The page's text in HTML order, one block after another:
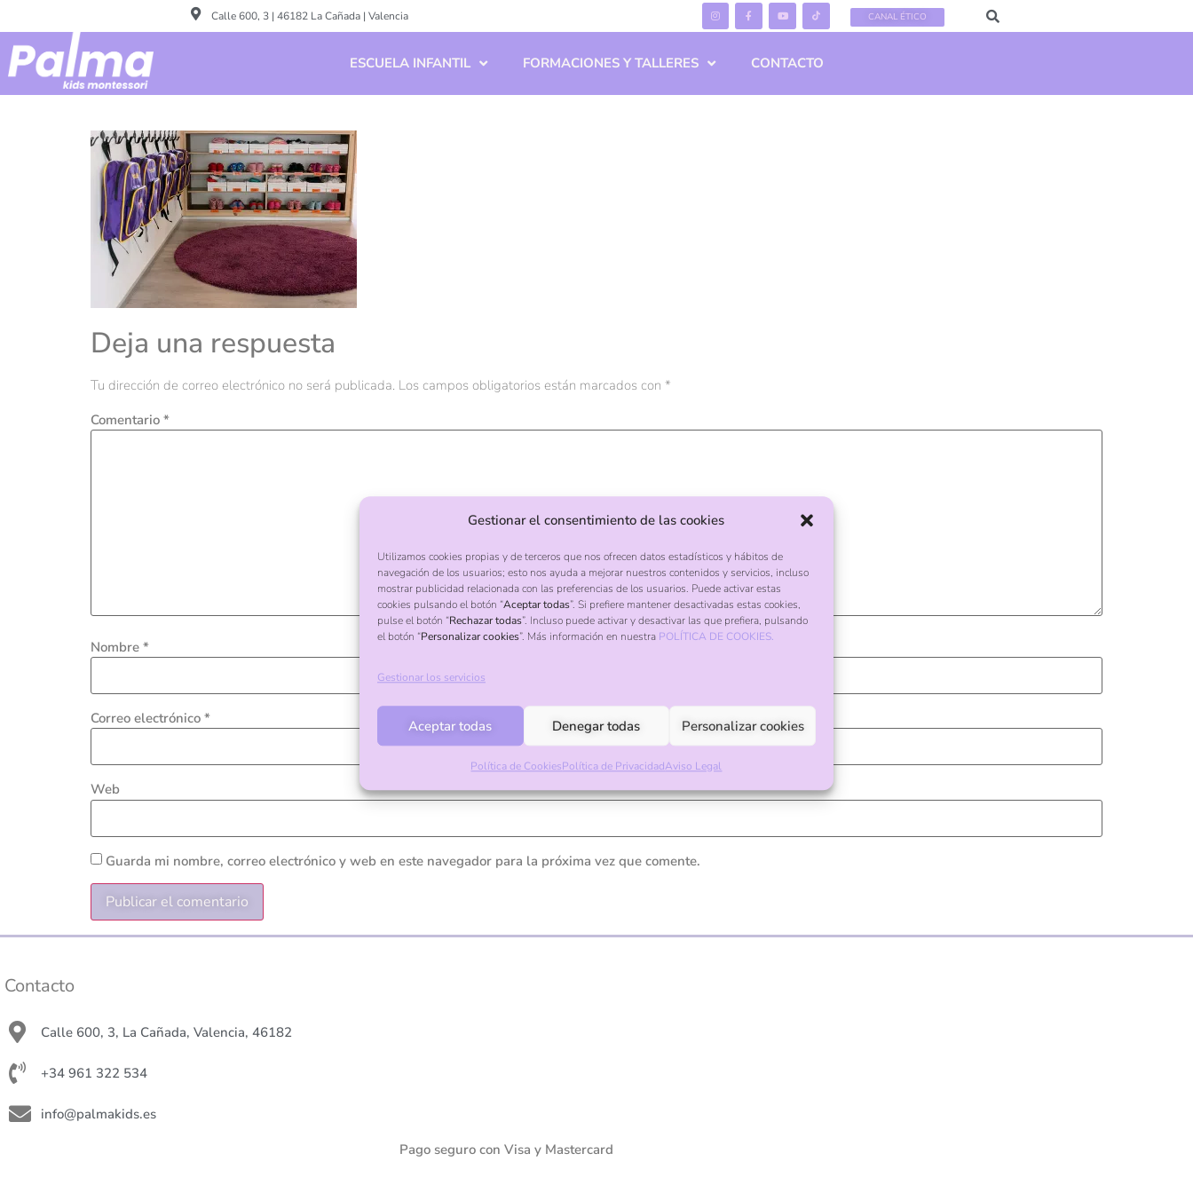
Gestionar el consentimiento de las cookies
Utilizamos cookies propias y de terceros que nos ofrecen datos estadísticos y hábitos de
navegación de los usuarios; esto nos ayuda a mejorar nuestros contenidos y servicios, incluso
mostrar publicidad relacionada con las preferencias de los usuarios. Puede activar estas
cookies pulsando el botón “Aceptar todas”. Si prefiere mantener desactivadas estas cookies,
pulse el botón “Rechazar todas”. Incluso puede activar y desactivar las que prefiera, pulsando
el botón “Personalizar cookies”. Más información en nuestra POLÍTICA DE COOKIES.
Gestionar los servicios
Aceptar todas Denegar todas Personalizar cookies
Política de CookiesPolítica de PrivacidadAviso Legal
Calle 600, 3 | 46182 La Cañada | Valencia CANAL ÉTICO
ESCUELA INFANTIL FORMACIONES Y TALLERES CONTACTO
Deja una respuesta
Tu dirección de correo electrónico no será publicada. Los campos obligatorios están marcados con *
Comentario *
Nombre *
Correo electrónico *
Web
Guarda mi nombre, correo electrónico y web en este navegador para la próxima vez que comente.
Contacto
Calle 600, 3, La Cañada, Valencia, 46182
+34 961 322 534
info@palmakids.es
Pago seguro con Visa y Mastercard